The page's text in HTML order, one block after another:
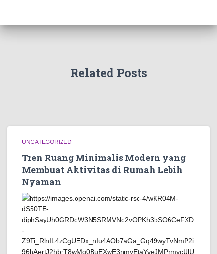
Related Posts
UNCATEGORIZED
Tren Ruang Minimalis Modern yang
Membuat Aktivitas di Rumah Lebih
Nyaman